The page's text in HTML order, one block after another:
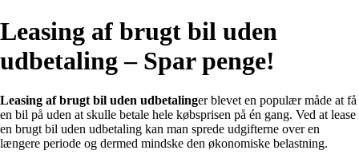
Leasing af brugt bil uden
udbetaling – Spar penge!
Leasing af brugt bil uden udbetalinger blevet en populær måde at få
en bil på uden at skulle betale hele købsprisen på én gang. Ved at lease
en brugt bil uden udbetaling kan man sprede udgifterne over en
længere periode og dermed mindske den økonomiske belastning.